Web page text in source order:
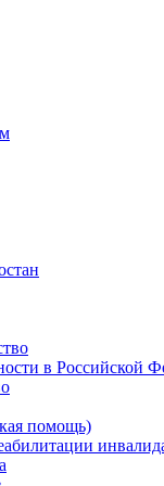
в Российской
помощь)